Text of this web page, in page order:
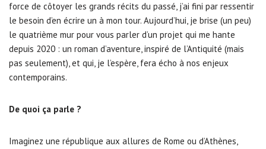
force de côtoyer les grands récits du passé, j’ai fini par ressentir
le besoin d’en écrire un à mon tour. Aujourd’hui, je brise (un peu)
le quatrième mur pour vous parler d’un projet qui me hante
depuis 2020 : un roman d’aventure, inspiré de l’Antiquité (mais
pas seulement), et qui, je l’espère, fera écho à nos enjeux
contemporains.
De quoi ça parle ?
Imaginez une république aux allures de Rome ou d’Athènes,